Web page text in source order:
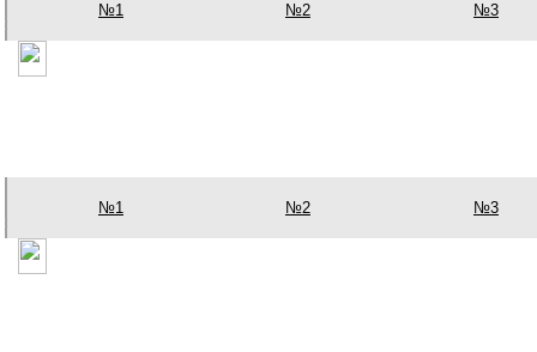
№1 №2 №3
№1 №2 №3